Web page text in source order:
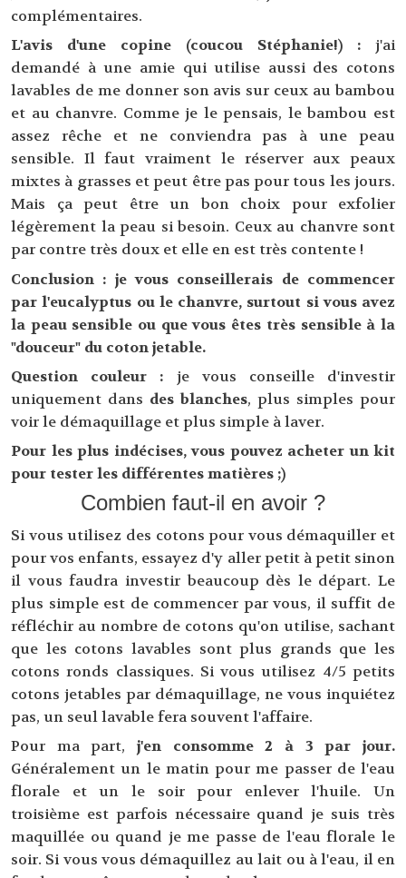
complémentaires.
L'avis d'une copine (coucou Stéphanie!) : j'ai
demandé à une amie qui utilise aussi des cotons
lavables de me donner son avis sur ceux au bambou
et au chanvre. Comme je le pensais, le bambou est
assez rêche et ne conviendra pas à une peau
sensible. Il faut vraiment le réserver aux peaux
mixtes à grasses et peut être pas pour tous les jours.
Mais ça peut être un bon choix pour exfolier
légèrement la peau si besoin. Ceux au chanvre sont
par contre très doux et elle en est très contente !
Conclusion : je vous conseillerais de commencer
par l'eucalyptus ou le chanvre, surtout si vous avez
la peau sensible ou que vous êtes très sensible à la
"douceur" du coton jetable.
Question couleur : je vous conseille d'investir
uniquement dans des blanches, plus simples pour
voir le démaquillage et plus simple à laver.
Pour les plus indécises, vous pouvez acheter un kit
pour tester les différentes matières ;)
Combien faut-il en avoir ?
Si vous utilisez des cotons pour vous démaquiller et
pour vos enfants, essayez d'y aller petit à petit sinon
il vous faudra investir beaucoup dès le départ. Le
plus simple est de commencer par vous, il suffit de
réfléchir au nombre de cotons qu'on utilise, sachant
que les cotons lavables sont plus grands que les
cotons ronds classiques. Si vous utilisez 4/5 petits
cotons jetables par démaquillage, ne vous inquiétez
pas, un seul lavable fera souvent l'affaire.
Pour ma part, j'en consomme 2 à 3 par jour.
Généralement un le matin pour me passer de l'eau
florale et un le soir pour enlever l'huile. Un
troisième est parfois nécessaire quand je suis très
maquillée ou quand je me passe de l'eau florale le
soir. Si vous vous démaquillez au lait ou à l'eau, il en